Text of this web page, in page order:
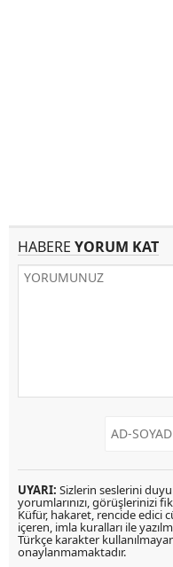
HABERE YORUM KAT
UYARI: Sizlerin seslerini
yorumlarınızı, görüşlerinizi
Küfür, hakaret, rencide edici
içeren, imla kuralları ile
Türkçe karakter
onaylanmamaktadır.